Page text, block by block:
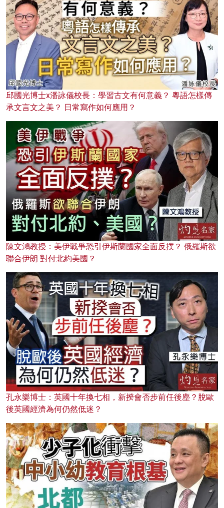
邱國光博士x潘詠儀校長：學習古文有何意義？ 粵語怎樣傳
承文言文之美？ 日常寫作如何應用？
陳文鴻教授：美伊戰爭恐引伊斯蘭國家全面反撲？ 俄羅斯欲
聯合伊朗 對付北約美國？
孔永樂博士：英國十年換七相，新揆會否步前任後塵？脫歐
後英國經濟為何仍然低迷？